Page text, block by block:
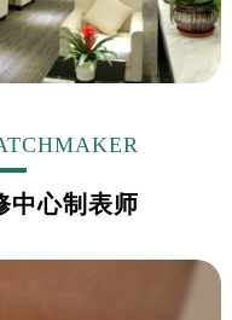
中心制表师